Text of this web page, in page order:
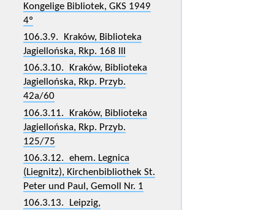
Kongelige Bibliotek, GKS 1949
4º
106.3.9. Kraków, Biblioteka
Jagiellońska, Rkp. 168 III
106.3.10. Kraków, Biblioteka
Jagiellońska, Rkp. Przyb.
42a/60
106.3.11. Kraków, Biblioteka
Jagiellońska, Rkp. Przyb.
125/75
106.3.12. ehem. Legnica
(Liegnitz), Kirchenbibliothek St.
Peter und Paul, Gemoll Nr. 1
106.3.13. Leipzig,